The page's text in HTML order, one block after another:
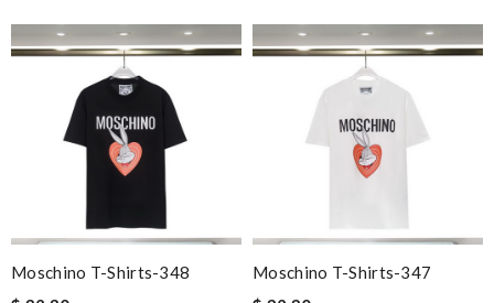
Moschino T-Shirts-348
Moschino T-Shirts-347